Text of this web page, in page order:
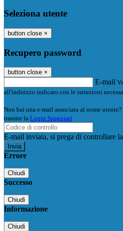
Seleziona utente
button close ×
Recupero password
button close ×
E-mail
all'indirizzo indicato con le istruzioni
Non hai una e-mail associata al nome
tramite la Login Spaggiari
E-mail inviata, si prega di controllare
Errore
Chiudi
Successo
Chiudi
Informazione
Chiudi